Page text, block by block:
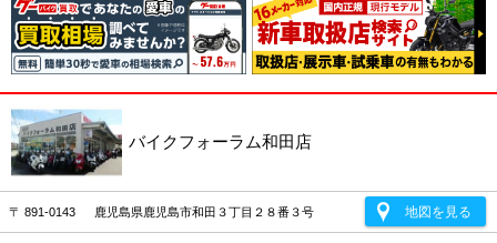
バイクフォーラム和田店
〒 891-0143 鹿児島県鹿児島市和田３丁目２８番３号 地図を見る